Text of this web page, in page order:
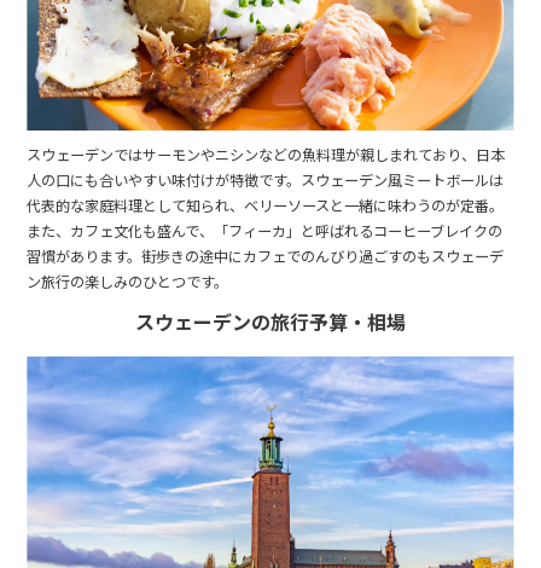
スウェーデンではサーモンやニシンなどの魚料理が親しまれており、日本
人の口にも合いやすい味付けが特徴です。スウェーデン風ミートボールは
代表的な家庭料理として知られ、ベリーソースと一緒に味わうのが定番。
また、カフェ文化も盛んで、「フィーカ」と呼ばれるコーヒーブレイクの
習慣があります。街歩きの途中にカフェでのんびり過ごすのもスウェーデ
ン旅行の楽しみのひとつです。
スウェーデンの旅行予算・相場